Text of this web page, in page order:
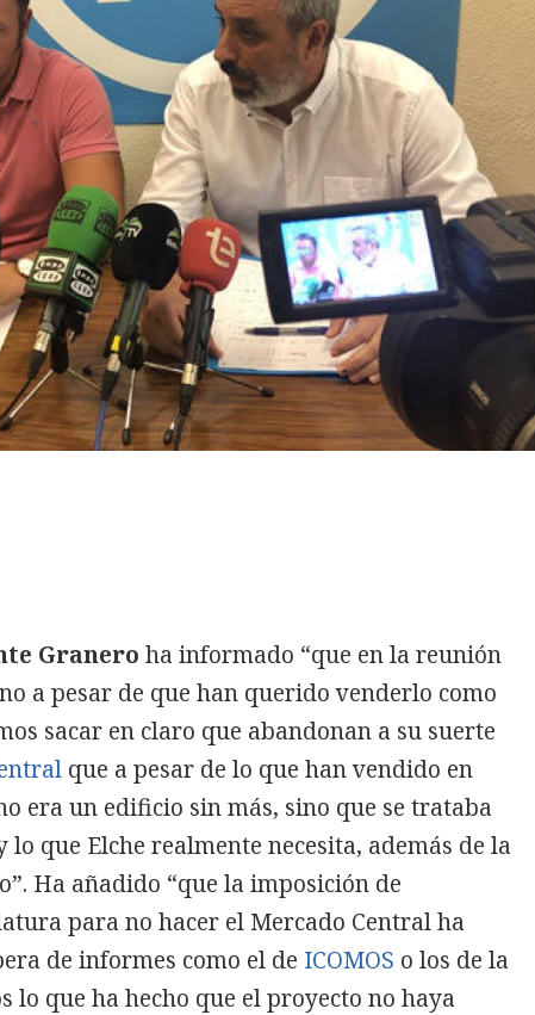
Granero ha informado “que en la reunión
a pesar de que han querido venderlo como
sacar en claro que abandonan a su suerte
que a pesar de lo que han vendido en
era un edificio sin más, sino que se trataba
que Elche realmente necesita, además de la
Ha añadido “que la imposición de
para no hacer el Mercado Central ha
de informes como el de ICOMOS o los de la
lo que ha hecho que el proyecto no haya